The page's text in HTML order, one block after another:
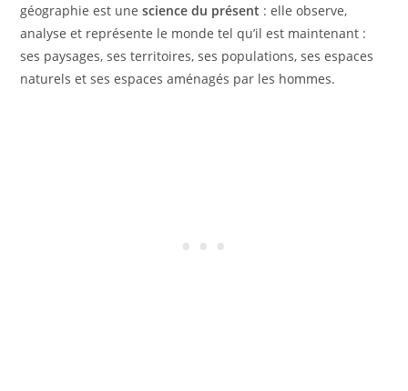
géographie est unescience du présent : elle observe,
analyse et représente le monde tel qu’il est maintenant :
ses paysages, ses territoires, ses populations, ses espaces
naturels et ses espaces aménagés par les hommes.